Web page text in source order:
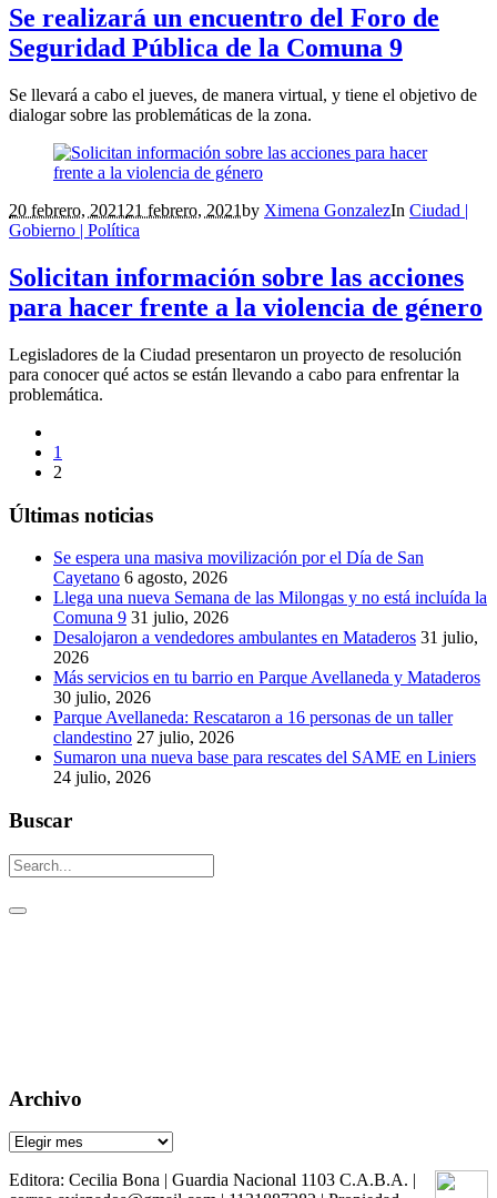
Se realizará un encuentro del Foro de
Seguridad Pública de la Comuna 9
Se llevará a cabo el jueves, de manera virtual, y tiene el objetivo de
dialogar sobre las problemáticas de la zona.
20 febrero, 2021 21 febrero, 2021by Ximena GonzalezIn Ciudad |
Gobierno | Política
Solicitan información sobre las acciones
para hacer frente a la violencia de género
Legisladores de la Ciudad presentaron un proyecto de resolución
para conocer qué actos se están llevando a cabo para enfrentar la
problemática.
1
2
Últimas noticias
Se espera una masiva movilización por el Día de San
Cayetano 6 agosto, 2026
Llega una nueva Semana de las Milongas y no está incluída la
Comuna 9 31 julio, 2026
Desalojaron a vendedores ambulantes en Mataderos 31 julio,
2026
Más servicios en tu barrio en Parque Avellaneda y Mataderos
30 julio, 2026
Parque Avellaneda: Rescataron a 16 personas de un taller
clandestino 27 julio, 2026
Sumaron una nueva base para rescates del SAME en Liniers
24 julio, 2026
Buscar
Archivo
Archivo
Editora: Cecilia Bona | Guardia Nacional 1103 C.A.B.A. |